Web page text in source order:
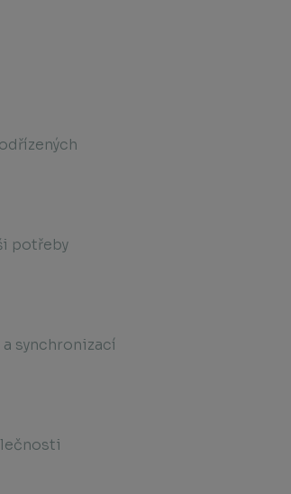
potřeby
synchronizací